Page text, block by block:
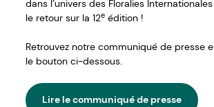
dans l’univers des Floralies
le retour sur la 12e édition !
Retrouvez notre communiqué de presse
le bouton ci-dessous.
Lire le communiqué de presse